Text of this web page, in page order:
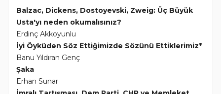
Balzac, Dickens, Dostoyevski, Zweig: Üç Büyük
Usta'yı neden okumalısınız?
Erdinç Akkoyunlu
İyi Öyküden Söz Ettiğimizde Sözünü Ettiklerimiz*
Banu Yıldıran Genç
Şaka
Erhan Sunar